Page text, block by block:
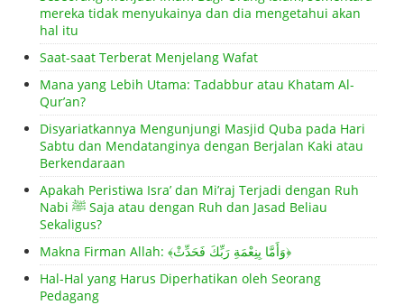
mereka tidak menyukainya dan dia mengetahui akan
hal itu
Saat-saat Terberat Menjelang Wafat
Mana yang Lebih Utama: Tadabbur atau Khatam Al-
Qur’an?
Disyariatkannya Mengunjungi Masjid Quba pada Hari
Sabtu dan Mendatanginya dengan Berjalan Kaki atau
Berkendaraan
Apakah Peristiwa Isra’ dan Mi’raj Terjadi dengan Ruh
Nabi ﷺ Saja atau dengan Ruh dan Jasad Beliau
Sekaligus?
Makna Firman Allah: ﴾وَأَمَّا بِنِعْمَةِ رَبِّكَ فَحَدِّثْ﴿
Hal-Hal yang Harus Diperhatikan oleh Seorang
Pedagang